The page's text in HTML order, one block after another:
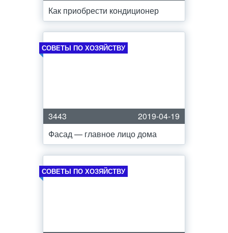
Как приобрести кондиционер
СОВЕТЫ ПО ХОЗЯЙСТВУ
3443
2019-04-19
Фасад — главное лицо дома
СОВЕТЫ ПО ХОЗЯЙСТВУ